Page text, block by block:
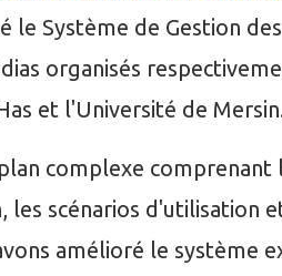
le Système de Gestion
organisés
et l'Université de
complexe comprenant
scénarios d'utilisation
amélioré le système